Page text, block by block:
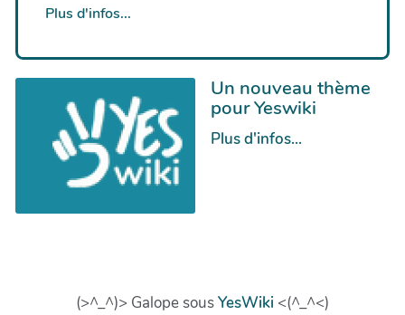
Plus d'infos...
Un nouveau thème
pour Yeswiki
Plus d'infos...
(>^_^)> Galope sousYesWiki <(^_^<)